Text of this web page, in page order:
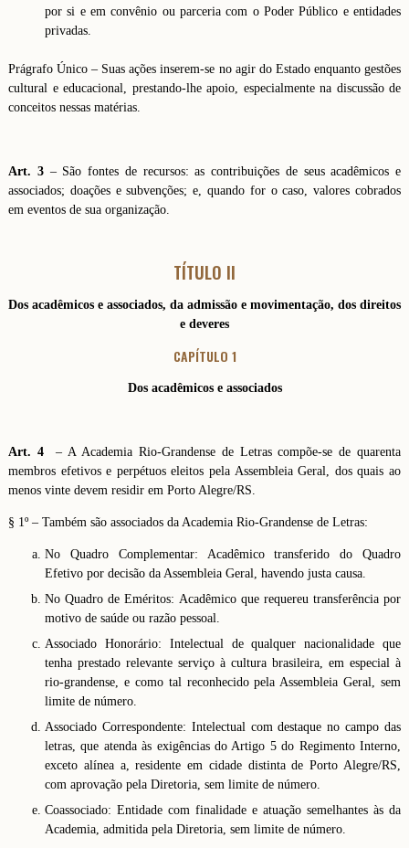
por si e em convênio ou parceria com o Poder Público e entidades
privadas.
Prágrafo Único – Suas ações inserem-se no agir do Estado enquanto gestões
cultural e educacional, prestando-lhe apoio, especialmente na discussão de
conceitos nessas matérias.
Art. 3– São fontes de recursos: as contribuições de seus acadêmicos e
associados; doações e subvenções; e, quando for o caso, valores cobrados
em eventos de sua organização.
TÍTULO II
Dos acadêmicos e associados, da admissão e movimentação, dos direitos
e deveres
CAPÍTULO 1
Dos acadêmicos e associados
Art. 4– A Academia Rio-Grandense de Letras compõe-se de quarenta
membros efetivos e perpétuos eleitos pela Assembleia Geral, dos quais ao
menos vinte devem residir em Porto Alegre/RS.
§ 1º – Também são associados da Academia Rio-Grandense de Letras:
No Quadro Complementar: Acadêmico transferido do Quadro
Efetivo por decisão da Assembleia Geral, havendo justa causa.
No Quadro de Eméritos: Acadêmico que requereu transferência por
motivo de saúde ou razão pessoal.
Associado Honorário: Intelectual de qualquer nacionalidade que
tenha prestado relevante serviço à cultura brasileira, em especial à
rio-grandense, e como tal reconhecido pela Assembleia Geral, sem
limite de número.
Associado Correspondente: Intelectual com destaque no campo das
letras, que atenda às exigências do Artigo 5 do Regimento Interno,
exceto alínea a, residente em cidade distinta de Porto Alegre/RS,
com aprovação pela Diretoria, sem limite de número.
Coassociado: Entidade com finalidade e atuação semelhantes às da
Academia, admitida pela Diretoria, sem limite de número.